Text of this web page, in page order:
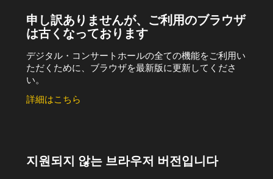
申し訳ありませんが、ご利用のブラウザ
は古くなっております
デジタル・コンサートホールの全ての機能をご利用い
ただくために、ブラウザを最新版に更新してくださ
い。
詳細はこちら
지원되지 않는 브라우저 버전입니다